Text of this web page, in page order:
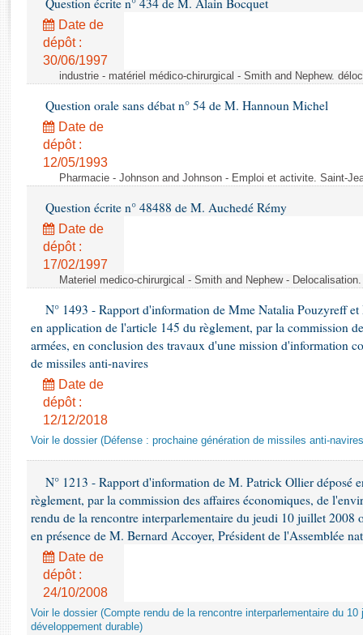
Rapports d'enquête
Rapports législatifs
Rapports sur l'application des lois
Baromètre de l’application des lois
Dossiers législatifs
Budget et sécurité sociale
Questions écrites et orales
Comptes rendus des débats
Question écrite n° 434 de M. Alain Bocquet
Date de
dépôt :
30/06/1997
industrie - matériel médico-chirurgical - Smith and Nephew.
Question orale sans débat n° 54 de M. Hannoun Michel
Date de
dépôt :
12/05/1993
Pharmacie - Johnson and Johnson - Emploi et activite. Saint-
Question écrite n° 48488 de M. Auchedé Rémy
Date de
dépôt :
17/02/1997
Materiel medico-chirurgical - Smith and Nephew -
N° 1493 - Rapport d'information de Mme Natalia Pouzyreff
en application de l'article 145 du règlement, par la commission
armées, en conclusion des travaux d'une mission d'information
de missiles anti-navires
Date de
dépôt :
12/12/2018
Voir le dossier (Défense : prochaine génération de missiles anti-
N° 1213 - Rapport d'information de M. Patrick Ollier déposé
règlement, par la commission des affaires économiques, de
rendu de la rencontre interparlementaire du jeudi 10 juillet 2008
en présence de M. Bernard Accoyer, Président de l'Assemblée
Date de
dépôt :
24/10/2008
Voir le dossier (Compte rendu de la rencontre interparlementaire du
développement durable)